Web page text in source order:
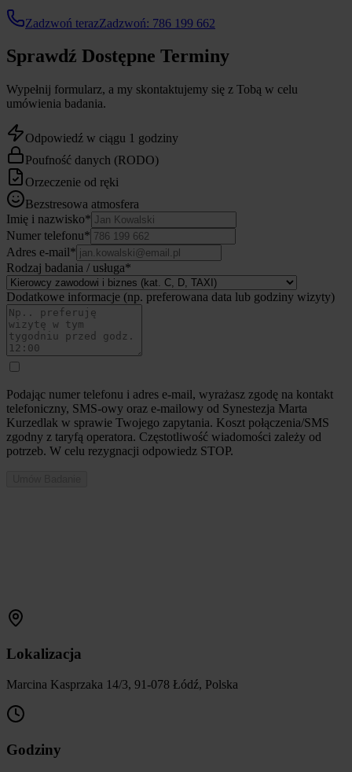
Zadzwoń terazZadzwoń: 786 199 662
Sprawdź Dostępne Terminy
Wypełnij formularz, a my skontaktujemy się z Tobą w celu
umówienia badania.
Odpowiedź w ciągu 1 godziny
Poufność danych (RODO)
Orzeczenie od ręki
Bezstresowa atmosfera
Imię i nazwisko*
Numer telefonu*
Adres e-mail*
Rodzaj badania / usługa*
Dodatkowe informacje (np. preferowana data lub godziny wizyty)
Podając numer telefonu i adres e-mail, wyrażasz zgodę na kontakt
telefoniczny, SMS-owy oraz e-mailowy od Synestezja Marta
Kurzedlak w sprawie Twojego zapytania. Koszt połączenia/SMS
zgodny z taryfą operatora. Częstotliwość wiadomości zależy od
potrzeb. W celu rezygnacji odpowiedz STOP.
Lokalizacja
Marcina Kasprzaka 14/3, 91-078 Łódź, Polska
Godziny